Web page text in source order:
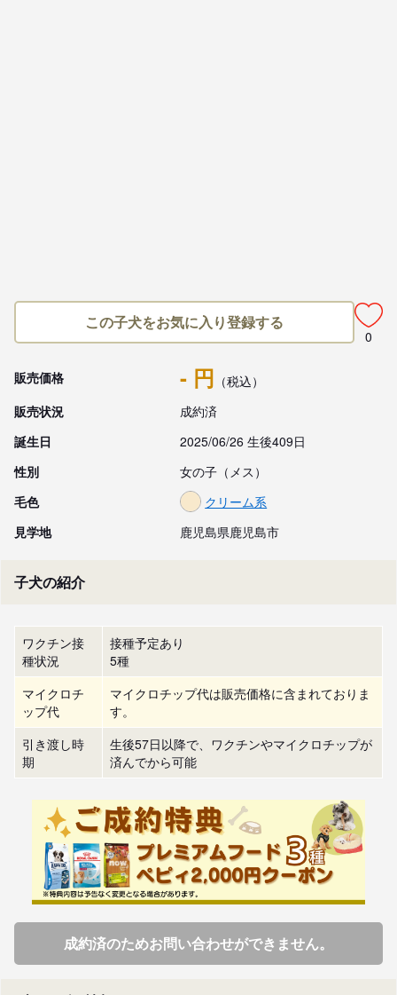
この子犬をお気に入り登録する
0
販売価格 - 円 （税込）
販売状況
成約済
誕生日
2025/06/26 生後409日
性別
女の子（メス）
毛色
クリーム系
見学地
鹿児島県鹿児島市
子犬の紹介
ワクチン接
種状況
接種予定あり
5種
マイクロチ
ップ代
マイクロチップ代は販売価格に含まれておりま
す。
引き渡し時
期
生後57日以降で、ワクチンやマイクロチップが
済んでから可能
成約済のためお問い合わせができません。